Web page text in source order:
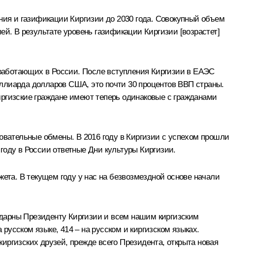
и газификации Киргизии до 2030 года. Совокупный объем
В результате уровень газификации Киргизии [возрастет]
в России. После вступления Киргизии в ЕАЭС
долларов США, это почти 30 процентов ВВП страны.
граждане имеют теперь одинаковые с гражданами
обмены. В 2016 году в Киргизии с успехом прошли
в России ответные Дни культуры Киргизии.
В текущем году у нас на безвозмездной основе начали
Президенту Киргизии и всем нашим киргизским
языке, 414 – на русском и киргизском языках.
друзей, прежде всего Президента, открыта новая